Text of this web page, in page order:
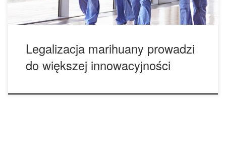
Legalizacja marihuany prowadzi
do większej innowacyjności